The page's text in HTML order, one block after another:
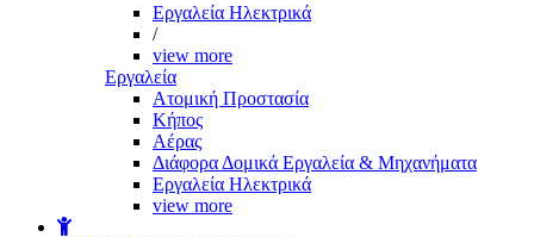
Εργαλεία Ηλεκτρικά
/
view more
Εργαλεία
Aτομική Προστασία
Kήπος
Αέρας
Διάφορα Δομικά Εργαλεία & Μηχανήματα
Εργαλεία Ηλεκτρικά
view more